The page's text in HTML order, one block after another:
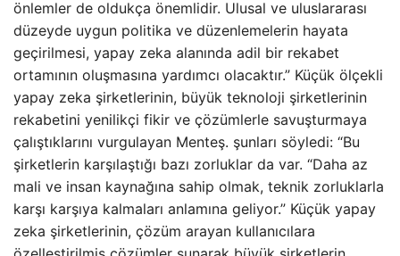
önlemler de oldukça önemlidir. Ulusal ve uluslararası
düzeyde uygun politika ve düzenlemelerin hayata
geçirilmesi, yapay zeka alanında adil bir rekabet
ortamının oluşmasına yardımcı olacaktır.” Küçük ölçekli
yapay zeka şirketlerinin, büyük teknoloji şirketlerinin
rekabetini yenilikçi fikir ve çözümlerle savuşturmaya
çalıştıklarını vurgulayan Menteş. şunları söyledi: “Bu
şirketlerin karşılaştığı bazı zorluklar da var. “Daha az
mali ve insan kaynağına sahip olmak, teknik zorluklarla
karşı karşıya kalmaları anlamına geliyor.” Küçük yapay
zeka şirketlerinin, çözüm arayan kullanıcılara